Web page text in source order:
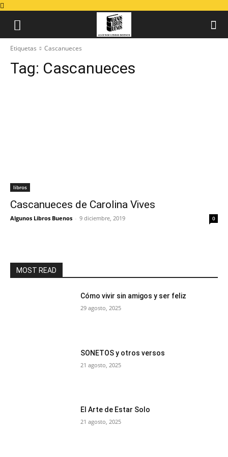
Etiquetas Cascanueces
Tag: Cascanueces
libros
Cascanueces de Carolina Vives
Algunos Libros Buenos - 9 diciembre, 2019 0
MOST READ
Cómo vivir sin amigos y ser feliz
29 agosto, 2025
SONETOS y otros versos
21 agosto, 2025
El Arte de Estar Solo
21 agosto, 2025